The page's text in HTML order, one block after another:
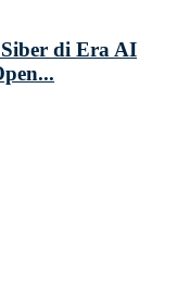
di Era AI